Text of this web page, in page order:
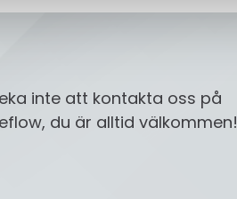
inte att kontakta oss på
du är alltid välkommen!